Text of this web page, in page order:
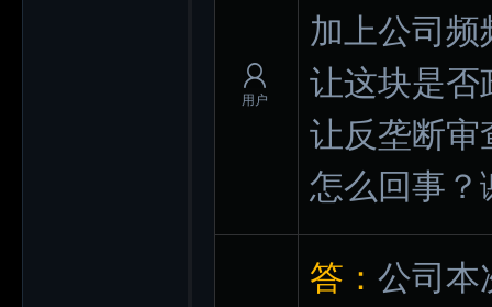
用户
加上公司
让这块是否
让反垄断审
怎么回事？
答： 公司本